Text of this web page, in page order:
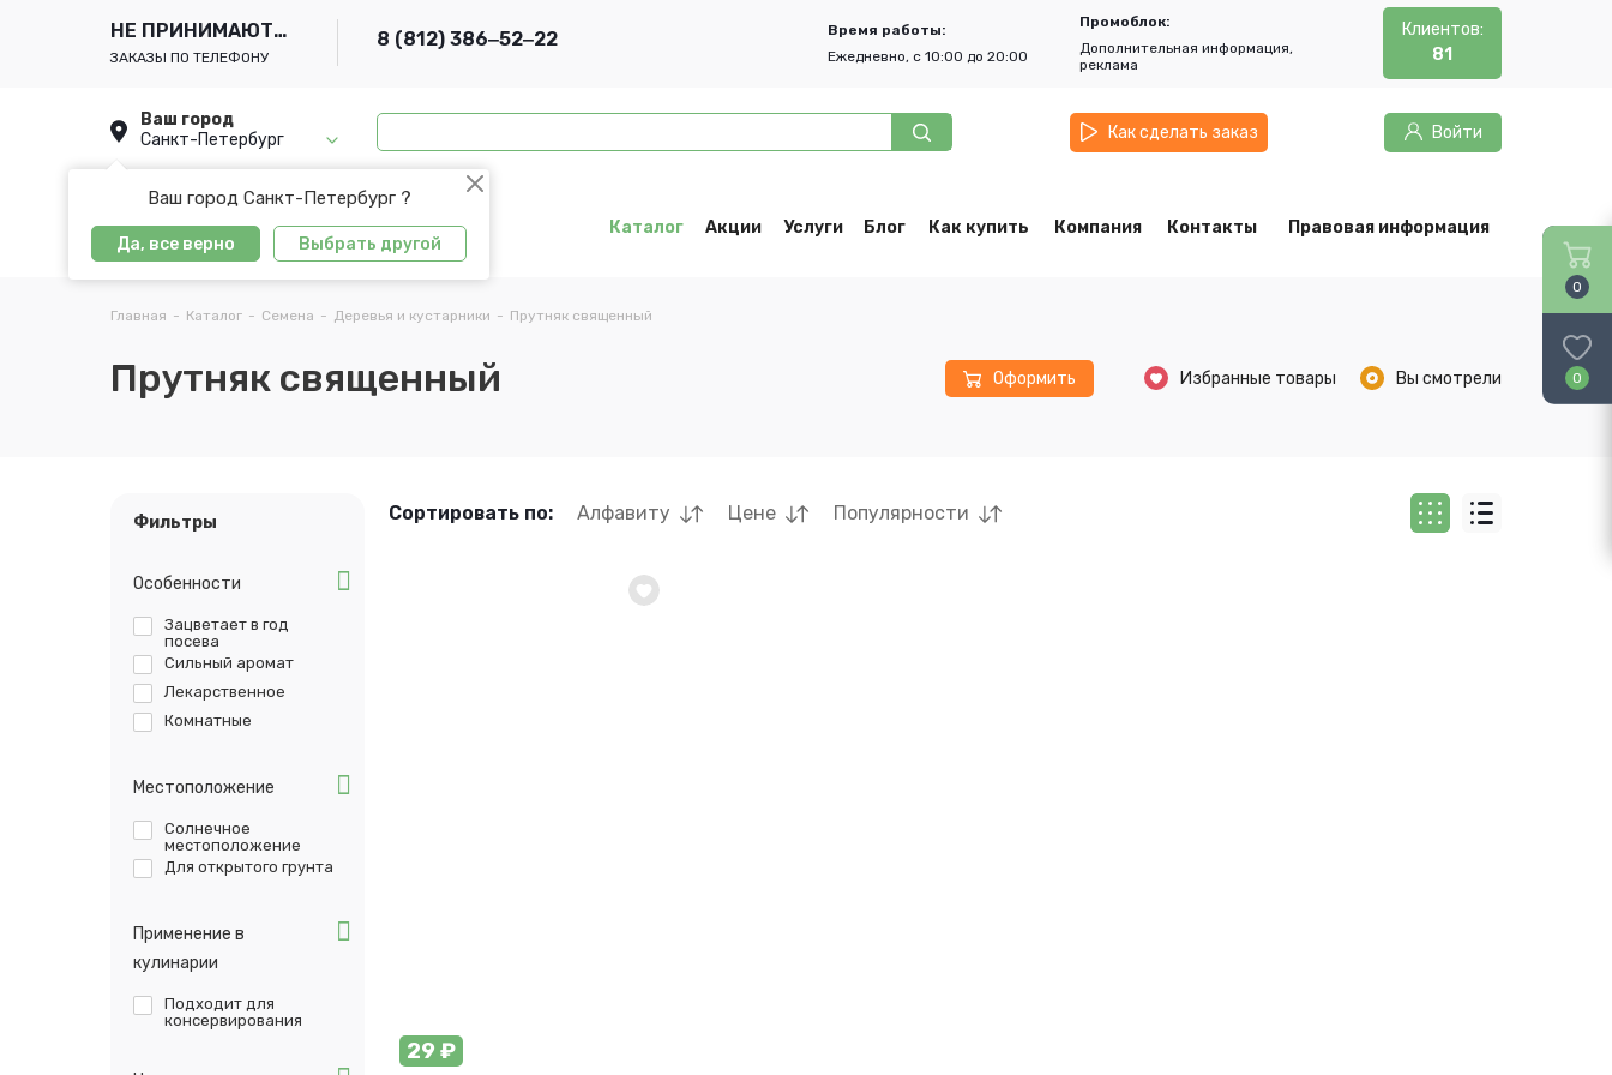
НЕ ПРИНИМАЮТСЯ
ЗАКАЗЫ ПО ТЕЛЕФОНУ
8 (812) 386‒52‒22
Время работы:
Ежедневно, с 10:00 до 20:00
Промоблок:
Дополнительная информация,
реклама
Клиентов:
81
Ваш город
Санкт-Петербург
Ваш город Санкт-Петербург ?
Да, все верно Выбрать другой
Как сделать заказ Войти
Каталог Акции Услуги Блог Как купить Компания Контакты Правовая информация
Главная - Каталог - Семена - Деревья и кустарники - Прутняк священный
Прутняк священный Оформить Избранные товары Вы смотрели
Фильтры
Особенности
Зацветает в год
посева
Сильный аромат
Лекарственное
Комнатные
Местоположение
Солнечное
местоположение
Для открытого грунта
Применение в
кулинарии
Подходит для
консервирования
Сортировать по: Алфавиту Цене Популярности
29 ₽
0
0